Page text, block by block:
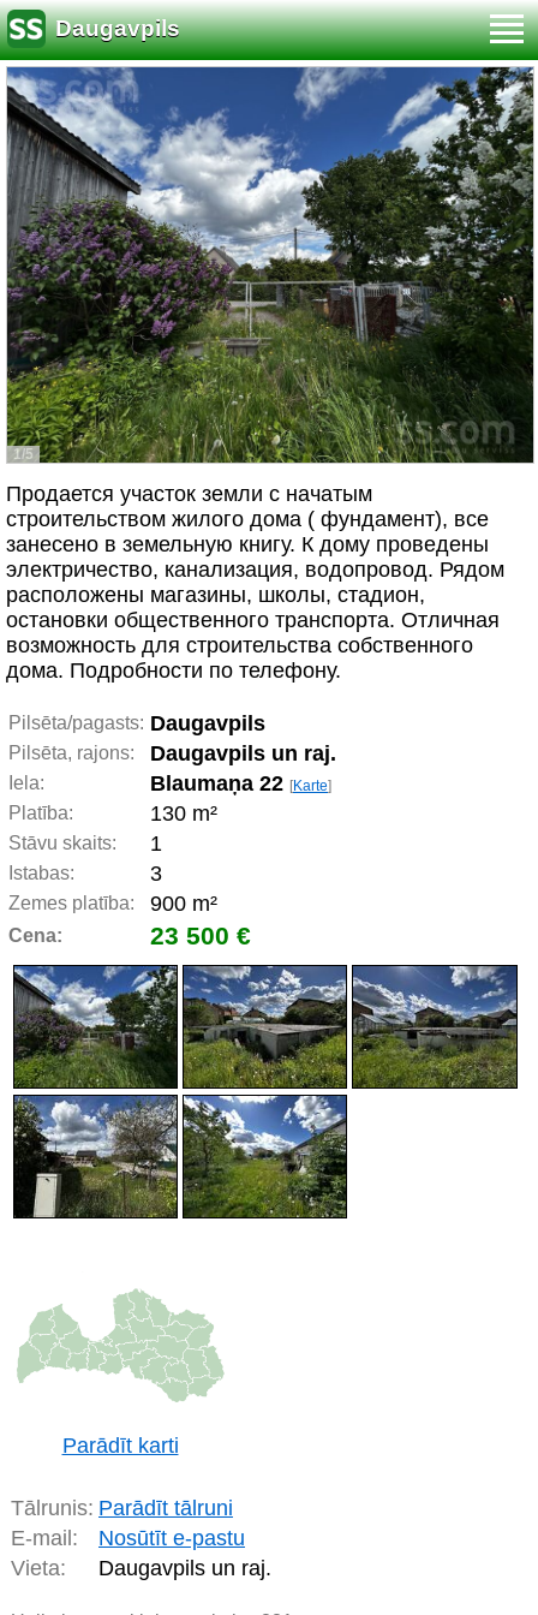
Daugavpils
1/5
Продается участок земли с начатым
строительством жилого дома ( фундамент), все
занесено в земельную книгу. К дому проведены
электричество, канализация, водопровод. Рядом
расположены магазины, школы, стадион,
остановки общественного транспорта. Отличная
возможность для строительства собственного
дома. Подробности по телефону.
Pilsēta/pagasts: Daugavpils
Pilsēta, rajons: Daugavpils un raj.
Iela: Blaumaņa 22 [Karte]
Platība: 130 m²
Stāvu skaits: 1
Istabas: 3
Zemes platība: 900 m²
Cena: 23 500 €
Parādīt karti
Tālrunis: Parādīt tālruni
E-mail:
Nosūtīt e-pastu
Vieta:
Daugavpils un raj.